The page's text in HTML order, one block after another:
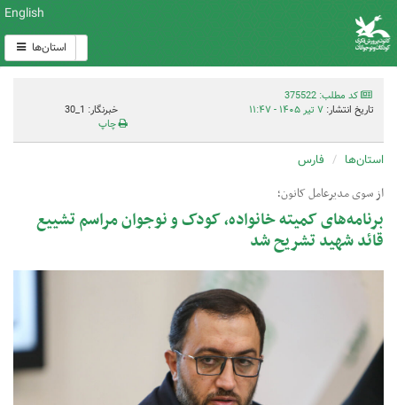
English
استان‌ها
کد مطلب: 375522
تاریخ انتشار: ۷ تیر ۱۴۰۵ - ۱۱:۴۷
خبرنگار: 1_30
چاپ
استان‌ها فارس
از سوی مدیرعامل کانون؛
برنامه‌های کمیته خانواده، کودک و نوجوان مراسم تشییع
قائد شهید تشریح شد